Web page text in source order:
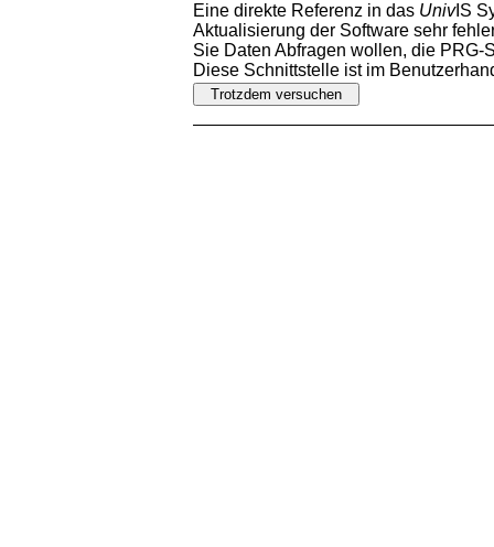
Eine direkte Referenz in das UnivIS
Aktualisierung der Software sehr
Sie Daten Abfragen wollen, die PRG-
Diese Schnittstelle ist im